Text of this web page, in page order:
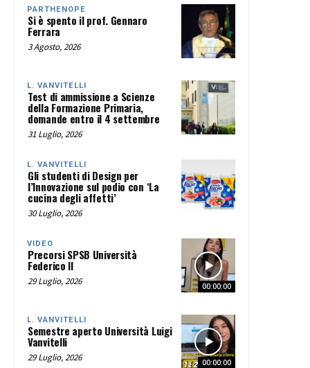
PARTHENOPE
Si è spento il prof. Gennaro
Ferrara
3 Agosto, 2026
L. VANVITELLI
Test di ammissione a Scienze
della Formazione Primaria,
domande entro il 4 settembre
31 Luglio, 2026
L. VANVITELLI
Gli studenti di Design per
l’Innovazione sul podio con ‘La
cucina degli affetti’
30 Luglio, 2026
00:00:00
VIDEO
Precorsi SPSB Università
Federico II
29 Luglio, 2026
00:00:00
L. VANVITELLI
Semestre aperto Università Luigi
Vanvitelli
29 Luglio, 2026